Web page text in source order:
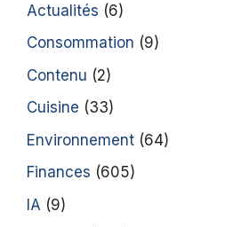
Actualités (6)
Consommation (9)
Contenu (2)
Cuisine (33)
Environnement (64)
Finances (605)
IA (9)